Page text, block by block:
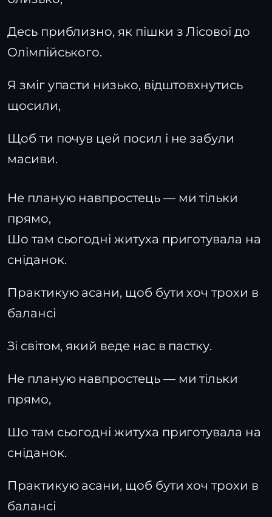
Десь приблизно, як пішки з Лісової до
Олімпійського.
Я зміг упасти низько, відштовхнутись
щосили,
Щоб ти почув цей посил і не забули
масиви.
Не планую навпростець — ми тільки
прямо,
Шо там сьогодні житуха приготувала на
сніданок.
Практикую асани, щоб бути хоч трохи в
балансі
Зі світом, який веде нас в пастку.
Не планую навпростець — ми тільки
прямо,
Шо там сьогодні житуха приготувала на
сніданок.
Практикую асани, щоб бути хоч трохи в
балансі